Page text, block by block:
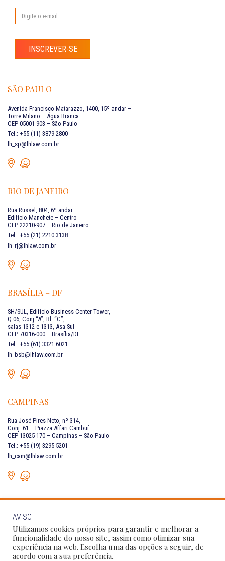
INSCREVER-SE
SÃO PAULO
Avenida Francisco Matarazzo, 1400, 15º andar –
Torre Milano – Água Branca
CEP 05001-903 – São Paulo
Tel.: +55 (11) 3879 2800
lh_sp@lhlaw.com.br
RIO DE JANEIRO
Rua Russel, 804, 6º andar
Edifício Manchete – Centro
CEP 22210-907 – Rio de Janeiro
Tel.: +55 (21) 2210 3138
lh_rj@lhlaw.com.br
BRASÍLIA – DF
SH/SUL, Edifício Business Center Tower,
Q.06, Conj “A”, Bl. “C”,
salas 1312 e 1313, Asa Sul
CEP 70316-000 – Brasília/DF
Tel.: +55 (61) 3321 6021
lh_bsb@lhlaw.com.br
CAMPINAS
Rua José Pires Neto, nº 314,
Conj. 61 – Piazza Affari Cambuí
CEP 13025-170 – Campinas – São Paulo
Tel.: +55 (19) 3295 5201
lh_cam@lhlaw.com.br
FALE CONOSCO
Siga as nossas redes sociais:
AVISO
Utilizamos cookies próprios para garantir e melhorar a
funcionalidade do nosso site, assim como otimizar sua
experiência na web. Escolha uma das opções a seguir, de
acordo com a sua preferência.